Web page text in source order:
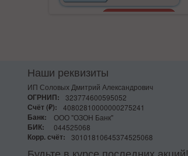
Наши реквизиты
ИП Соловых Дмитрий Александрович
ОГРНИП:
323774600595052
Счёт (₽):
40802810000000275241
Банк:
ООО "ОЗОН Банк"
БИК:
044525068
Корр. счёт:
30101810645374525068